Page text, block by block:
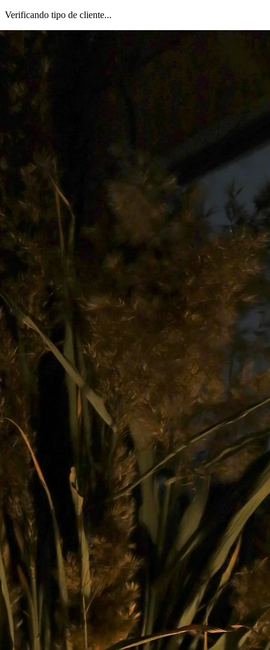
Verificando tipo de cliente...